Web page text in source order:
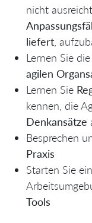
nicht ausreicht
liefert ,
Lernen Sie die
agilen
Lernen Sie
kennen, die
Denkansätze
Besprechen
Praxis
Starten Sie
Tools